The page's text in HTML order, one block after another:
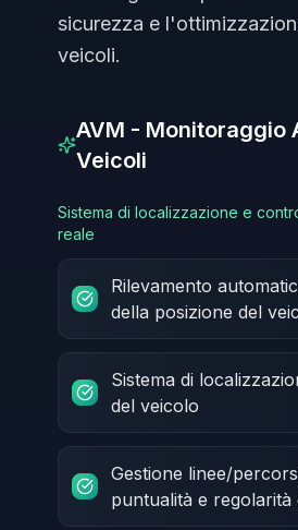
sicurezza e
veicoli.
AVM - Monitoraggio
Veicoli
Sistema di localizzazione e
reale
Rilevamento
della posizione del
Sistema di
del veicolo
Gestione linee/
puntualità e regolarità